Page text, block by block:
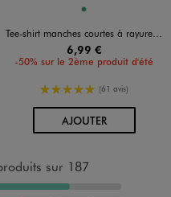
Disponible en 1 coloris
VERT
Tee-shirt manches courtes à rayures et motif garçon
6,99 €
-50% sur le 2ème produit d'été
5/5 de moyenne
(61 avis)
AJOUTERAU PANIER
sur 187